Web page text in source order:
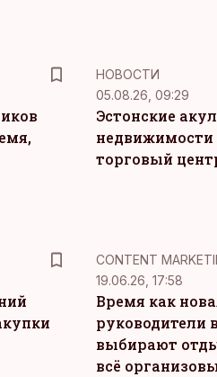
НОВОСТИ
05.08.26, 09:29
Эстонские
недвижимости
торговый
KM
CONTENT
19.06.26, 17:58
Время как
руководители
выбирают
всё